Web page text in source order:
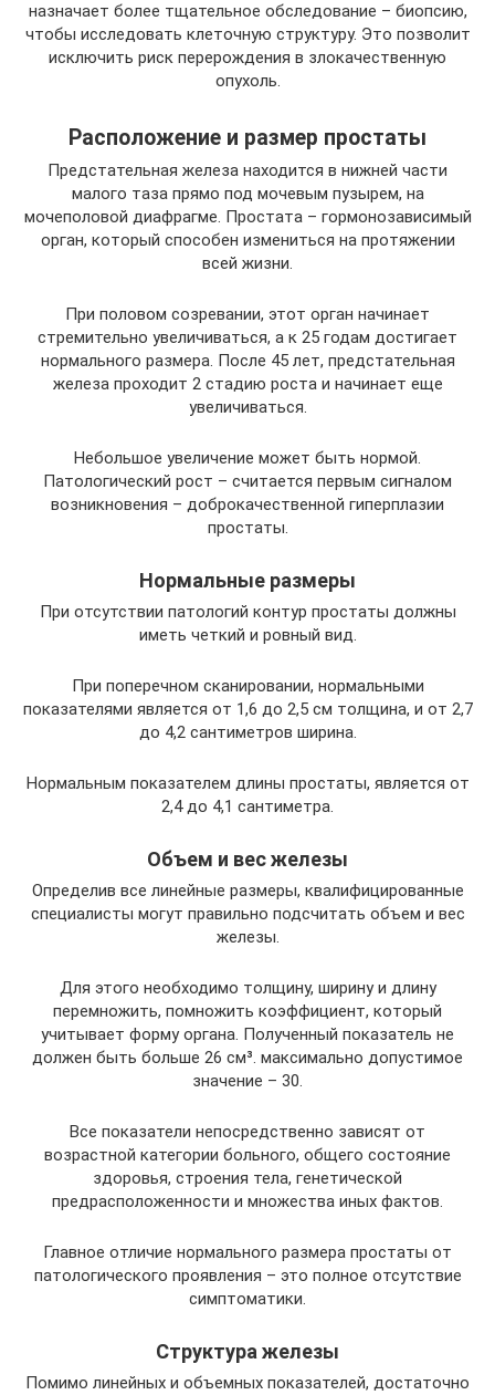
назначает более тщательное обследование – биопсию,
чтобы исследовать клеточную структуру. Это позволит
исключить риск перерождения в злокачественную
опухоль.
Расположение и размер простаты
Предстательная железа находится в нижней части
малого таза прямо под мочевым пузырем, на
мочеполовой диафрагме. Простата – гормонозависимый
орган, который способен измениться на протяжении
всей жизни.
При половом созревании, этот орган начинает
стремительно увеличиваться, а к 25 годам достигает
нормального размера. После 45 лет, предстательная
железа проходит 2 стадию роста и начинает еще
увеличиваться.
Небольшое увеличение может быть нормой.
Патологический рост – считается первым сигналом
возникновения – доброкачественной гиперплазии
простаты.
Нормальные размеры
При отсутствии патологий контур простаты должны
иметь четкий и ровный вид.
При поперечном сканировании, нормальными
показателями является от 1,6 до 2,5 см толщина, и от 2,7
до 4,2 сантиметров ширина.
Нормальным показателем длины простаты, является от
2,4 до 4,1 сантиметра.
Объем и вес железы
Определив все линейные размеры, квалифицированные
специалисты могут правильно подсчитать объем и вес
железы.
Для этого необходимо толщину, ширину и длину
перемножить, помножить коэффициент, который
учитывает форму органа. Полученный показатель не
должен быть больше 26 см³. максимально допустимое
значение – 30.
Все показатели непосредственно зависят от
возрастной категории больного, общего состояние
здоровья, строения тела, генетической
предрасположенности и множества иных фактов.
Главное отличие нормального размера простаты от
патологического проявления – это полное отсутствие
симптоматики.
Структура железы
Помимо линейных и объемных показателей, достаточно